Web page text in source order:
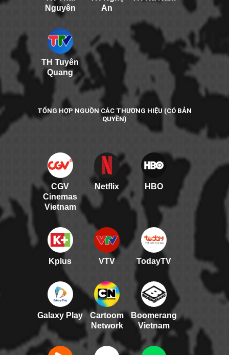
Nguyên
An
TH Tuyên
Quang
TỔNG HỢP NGUỒN CÁC THƯƠNG HIỆU (CÓ BẢN
QUYỀN)
CGV
Cinemas
Vietnam
Netflix HBO
Kplus VTV TodayTV
Galaxy Play
Cartoom
Network
Boomerang
Vietnam